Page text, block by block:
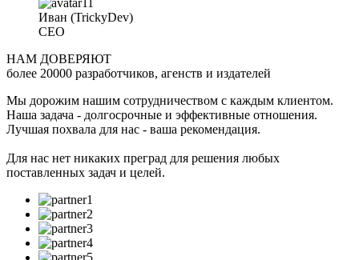
Иван (TrickyDev)
CEO
НАМ ДОВЕРЯЮТ
более 20000 разработчиков, агенств и издателей
Мы дорожим нашим сотрудничеством с каждым клиентом.
Наша задача - долгосрочные и эффективные отношения.
Лучшая похвала для нас - ваша рекомендация.
Для нас нет никаких преград для решения любых
поставленных задач и целей.